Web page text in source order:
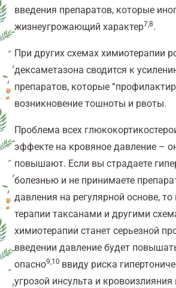
введения препаратов, которые
жизнеугрожающий характер7,8.
При других схемах химиотерапии
дексаметазона сводится к
препаратов, которые
возникновение тошноты и рвоты.
Проблема всех
эффекте на кровяное давление –
повышают. Если вы страдаете
болезнью и не принимаете
давления на регулярной основе, то
терапии таксанами и другими
химиотерапии станет серьезной
введении давление будет
опасно9,10 ввиду риска
угрозой инсульта и кровоизлияния